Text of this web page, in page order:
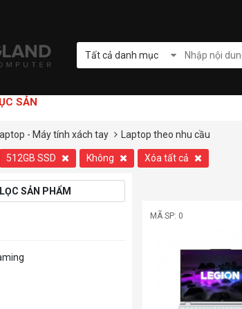
Tất cả danh mục
SẢN
- Máy tính xách tay Laptop theo nhu cầu
512GB SSD Không Xóa tất cả
LỌC SẢN PHẨM
MÃ SP: 0